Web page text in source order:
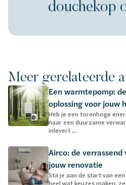
douchekop
Meer gerelateerde
Een warmtepomp:
oplossing voor jouw
Heb je een torenhoge
naar een duurzame
inlevert ...
Airco: de
jouw renovatie
Sta je aan de start van
heel wat keuzes maken,